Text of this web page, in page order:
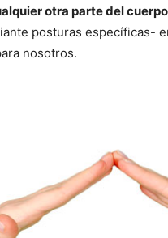
otra parte del cuerpo
posturas específicas-
nosotros.